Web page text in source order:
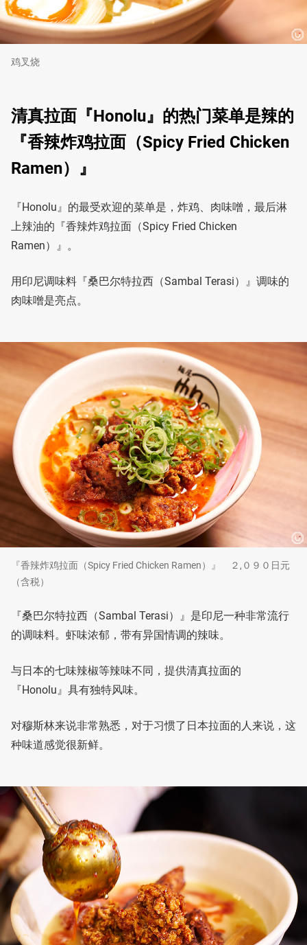
鸡叉烧
清真拉面『Honolu』的热门菜单是辣的
『香辣炸鸡拉面（Spicy Fried Chicken
Ramen）』
『Honolu』的最受欢迎的菜单是，炸鸡、肉味噌，最后淋
上辣油的『香辣炸鸡拉面（Spicy Fried Chicken
Ramen）』。
用印尼调味料『桑巴尔特拉西（Sambal Terasi）』调味的
肉味噌是亮点。
『香辣炸鸡拉面（Spicy Fried Chicken Ramen）』 ２,０９０日元
（含税）
『桑巴尔特拉西（Sambal Terasi）』是印尼一种非常流行
的调味料。虾味浓郁，带有异国情调的辣味。
与日本的七味辣椒等辣味不同，提供清真拉面的
『Honolu』具有独特风味。
对穆斯林来说非常熟悉，对于习惯了日本拉面的人来说，这
种味道感觉很新鲜。